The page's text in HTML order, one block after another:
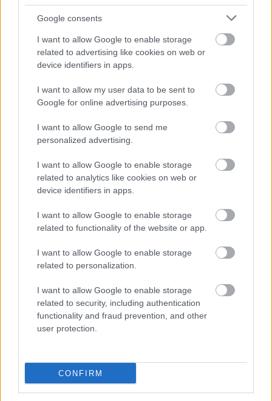
Google consents
I want to allow Google to enable storage
related to advertising like cookies on web or
device identifiers in apps.
I want to allow my user data to be sent to
Google for online advertising purposes.
I want to allow Google to send me
personalized advertising.
I want to allow Google to enable storage
related to analytics like cookies on web or
device identifiers in apps.
I want to allow Google to enable storage
related to functionality of the website or app.
I want to allow Google to enable storage
related to personalization.
I want to allow Google to enable storage
related to security, including authentication
functionality and fraud prevention, and other
user protection.
CONFIRM
bővül a Life is Strange sorozat
stábja, még öt új karakterre
derült fény
2026 június 2. 18:34
Mellette pedig négy további színész, többek
között Ewan McGregor lánya is csatlakozott a
produkcióhoz.
Unmute Loaded
21.65%
Az Amazon Prime Video készülő Life Is Strange
sorozatadaptációjához öt új színész csatlakozott a
Variety értesülései szerint. A produkció szereplőgárdáját
bővíti Billy Barratt, Emily Carey, Esther McGregor, Faly
tűnnek fel az adaptációban.
Kattints a képre a galériáért!